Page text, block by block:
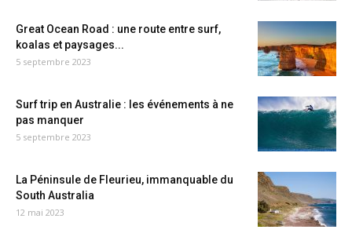
Great Ocean Road : une route entre surf,
koalas et paysages...
5 septembre 2023
Surf trip en Australie : les événements à ne
pas manquer
5 septembre 2023
La Péninsule de Fleurieu, immanquable du
South Australia
12 mai 2023